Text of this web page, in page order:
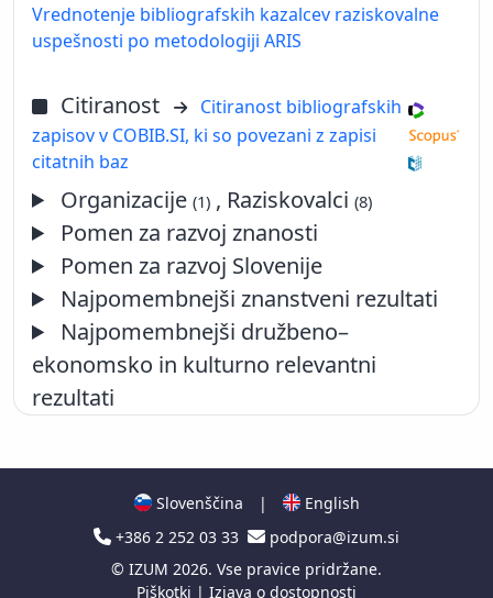
Vrednotenje bibliografskih kazalcev raziskovalne
uspešnosti po metodologiji ARIS
Citiranost
Citiranost bibliografskih
zapisov v COBIB.SI, ki so povezani z zapisi
citatnih baz
Organizacije(1) , Raziskovalci(8)
Pomen za razvoj znanosti
Pomen za razvoj Slovenije
Najpomembnejši znanstveni rezultati
Najpomembnejši družbeno–
ekonomsko in kulturno relevantni
rezultati
Slovenščina |
English
+386 2 252 03 33
podpora@izum.si
© IZUM 2026. Vse pravice pridržane.
Piškotki | Izjava o dostopnosti